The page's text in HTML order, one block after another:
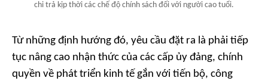
chi trả kịp thời các chế độ chính sách đối với người cao tuổi.
Từ những định hướng đó, yêu cầu đặt ra là phải tiếp
tục nâng cao nhận thức của các cấp ủy đảng, chính
quyền về phát triển kinh tế gắn với tiến bộ, công